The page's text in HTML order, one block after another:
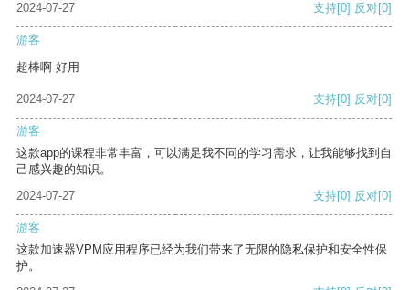
2024-07-27 支持[0] 反对[0]
游客
超棒啊 好用
2024-07-27 支持[0] 反对[0]
游客
这款app的课程非常丰富，可以满足我不同的学习需求，让我能够找到自
己感兴趣的知识。
2024-07-27
支持[0] 反对[0]
游客
这款加速器VPM应用程序已经为我们带来了无限的隐私保护和安全性保
护。